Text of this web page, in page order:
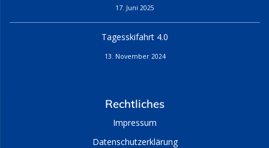
17. Juni 2025
Tagesskifahrt 4.0
13. November 2024
Rechtliches
Impressum
Datenschutzerklärung